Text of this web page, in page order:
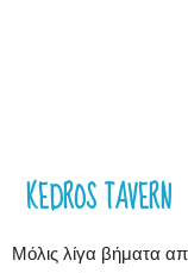
KEDROS TAVERN
Μόλις λίγα βήματα